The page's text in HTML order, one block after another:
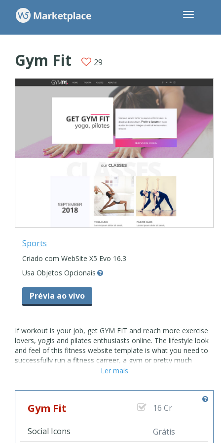
Gym Fit 29
Sports
Criado com WebSite X5 Evo 16.3
Usa Objetos Opcionais
Prévia ao vivo
If workout is your job, get GYM FIT and reach more exercise
lovers, yogis and pilates enthusiasts online. The lifestyle look
and feel of this fitness website template is what you need to
successfully run a fitness carreer, a gym or pretty much
anything else health-related. With multiple pre-designed
website is easy-to-use and fun to update. Simply customize
trainers with Gym Fit. Since it is a mobile responsive website
device. Your customers just love your workout sessions? Tell
Ler mais
Gym Fit 16 Cr
Social Icons
Grátis